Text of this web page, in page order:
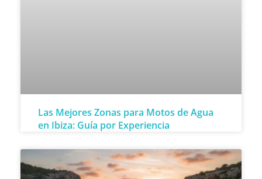
Las Mejores Zonas para Motos de Agua
en Ibiza: Guía por Experiencia